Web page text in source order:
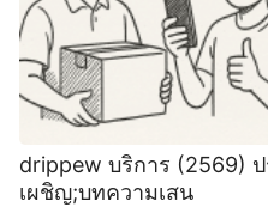
drippew บริการ (2569)
เผชิญ;บทความเสน